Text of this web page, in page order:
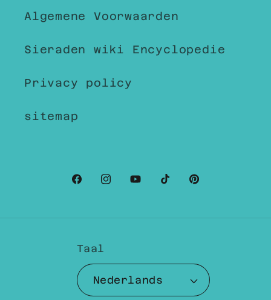
Algemene Voorwaarden
Sieraden wiki Encyclopedie
Privacy policy
sitemap
Facebook
Instagram
YouTubeTikTokPinterest
Taal
Nederlands